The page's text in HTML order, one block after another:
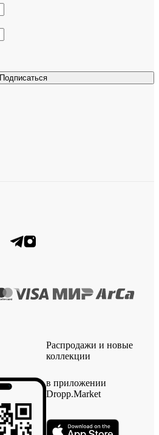
Подписаться
Распродажи и новые
коллекции
в приложении
Dropp.Market